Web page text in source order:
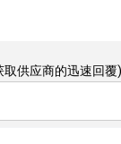
供应商的迅速回覆)